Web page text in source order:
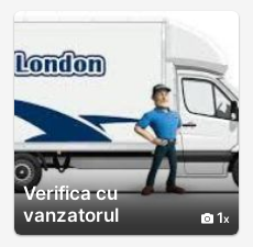
Verifica cu
vanzatorul
1